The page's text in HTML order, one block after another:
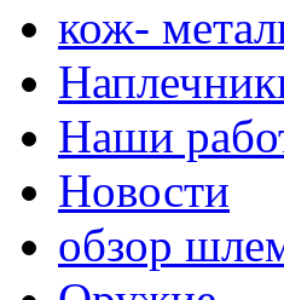
кож-
Наши
Новости
обзор